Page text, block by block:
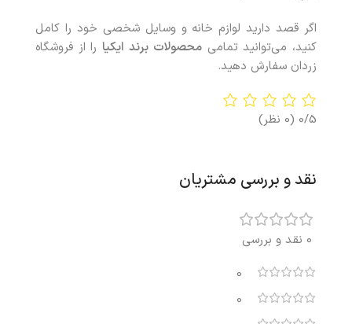
اگر قصد دارید لوازم خانه و وسایل شخصی خود را کامل
کنید، می‌توانید تمامی محصولات برند ایکیا را از فروشگاه
زردان سفارش دهید.
0/5 (0 نظر)
نقد و بررسی مشتریان
0 نقد و بررسی
0
0